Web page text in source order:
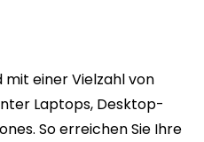
mit einer Vielzahl von
Laptops, Desktop-
So erreichen Sie Ihre